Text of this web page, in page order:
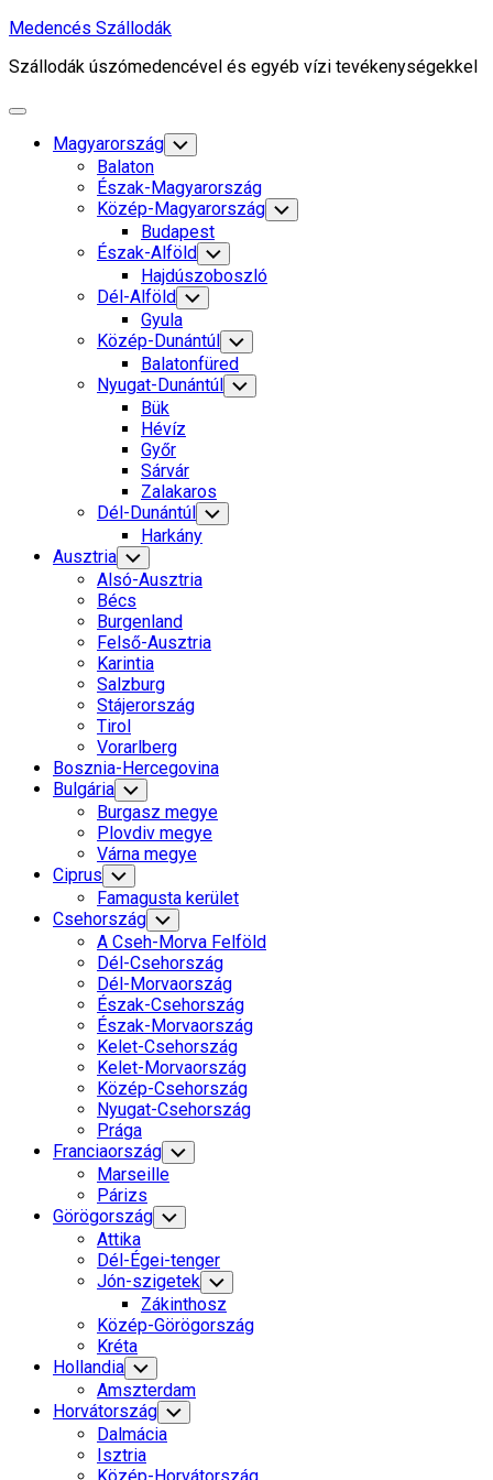
Skip
content
Medencés Szállodák
Szállodák úszómedencével és egyéb vízi tevékenységekkel
Expand
Magyarország Toggle
Child
Balaton
Észak-Magyarország
Közép-Magyarország Toggle
Child
Budapest
Észak-Alföld Toggle
Child
Menu
Hajdúszoboszló
Dél-Alföld Toggle
Child
Menu
Gyula
Közép-Dunántúl Toggle
Child
Menu
Balatonfüred
Nyugat-Dunántúl Toggle
Child
Bük
Hévíz
Győr
Sárvár
Zalakaros
Dél-Dunántúl Toggle
Child
Harkány
Ausztria Toggle
Child
Menu
Alsó-Ausztria
Bécs
Burgenland
Felső-Ausztria
Karintia
Salzburg
Stájerország
Tirol
Vorarlberg
Bosznia-Hercegovina
Bulgária Toggle
Child
Menu
Burgasz megye
Plovdiv megye
Várna megye
Ciprus Toggle
Child
Menu
Famagusta kerület
Csehország Toggle
Child
Menu
A Cseh-Morva Felföld
Dél-Csehország
Dél-Morvaország
Észak-Csehország
Észak-Morvaország
Kelet-Csehország
Kelet-Morvaország
Közép-Csehország
Nyugat-Csehország
Prága
Franciaország Toggle
Child
Marseille
Párizs
Görögország Toggle
Child
Menu
Attika
Dél-Égei-tenger
Jón-szigetek Toggle
Child
Menu
Zákinthosz
Közép-Görögország
Kréta
Hollandia Toggle
Child
Menu
Amszterdam
Horvátország Toggle
Child
Menu
Dalmácia
Isztria